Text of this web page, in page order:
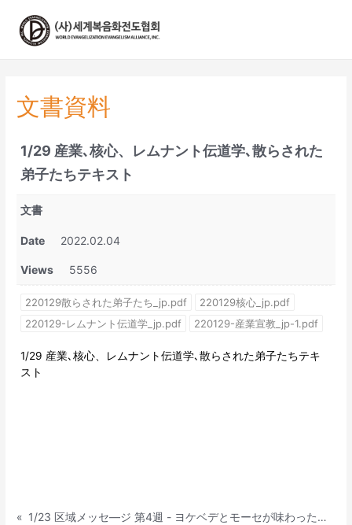
文書資料
1/29 産業､核心、レムナント伝道学､散らされた
弟子たちテキスト
文書
Date 2022.02.04
Views 5556
220129散らされた弟子たち_jp.pdf
220129核心_jp.pdf
220129-レムナント伝道学_jp.pdf
220129-産業宣教_jp-1.pdf
1/29 産業､核心、レムナント伝道学､散らされた弟子たちテキ
スト
«
1/23 区域メッセ—ジ 第4週 - ヨケベデとモーセが味わった私の24